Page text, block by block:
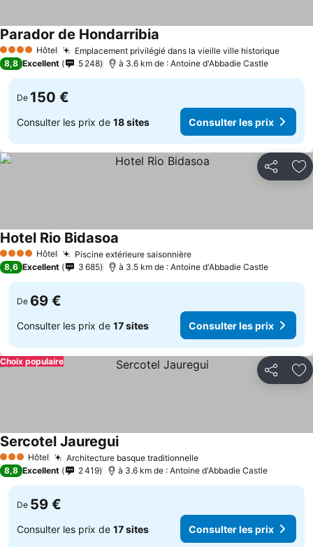
4 Étoiles Hôtel Emplacement privilégié dans la vieille ville historique
Parador de Hondarribia
8,8 Excellent 5 248 à 3.6 km de : Antoine d'Abbadie Castle
De 150 €
Consulter les prix de 18 sites Consulter les prix
Partager
4 Étoiles Hôtel Piscine extérieure saisonnière
Hotel Rio Bidasoa
8,6 Excellent 3 685 à 3.5 km de : Antoine d'Abbadie Castle
De 69 €
Consulter les prix de 17 sites Consulter les prix
Partager
Choix populaire
3 ÉtoilesHôtel Architecture basque traditionnelle
Sercotel Jauregui
8,8 Excellent 2 419 à 3.6 km de : Antoine d'Abbadie Castle
De 59 €
Consulter les prix de 17 sites Consulter les prix